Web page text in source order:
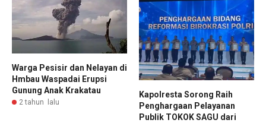
Warga Pesisir dan Nelayan di
Hmbau Waspadai Erupsi
Gunung Anak Krakatau
2 tahun lalu
Kapolresta Sorong Raih
Penghargaan Pelayanan
Publik TOKOK SAGU dari